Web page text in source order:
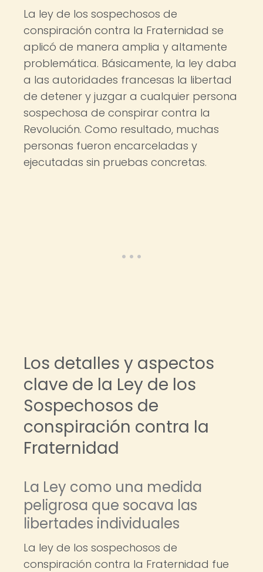
La ley de los sospechosos de
conspiración contra la Fraternidad se
aplicó de manera amplia y altamente
problemática. Básicamente, la ley daba
a las autoridades francesas la libertad
de detener y juzgar a cualquier persona
sospechosa de conspirar contra la
Revolución. Como resultado, muchas
personas fueron encarceladas y
ejecutadas sin pruebas concretas.
Los detalles y aspectos
clave de la Ley de los
Sospechosos de
conspiración contra la
Fraternidad
La Ley como una medida
peligrosa que socava las
libertades individuales
La ley de los sospechosos de
conspiración contra la Fraternidad fue